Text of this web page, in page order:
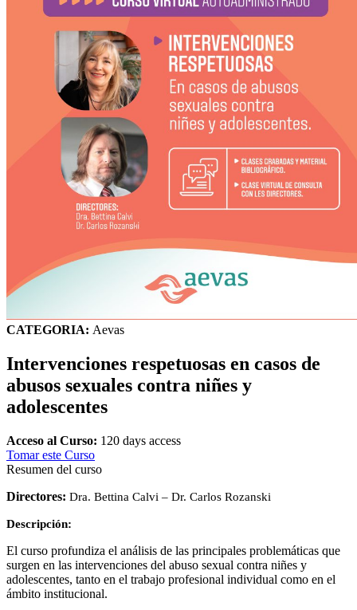
CATEGORIA: Aevas
Intervenciones respetuosas en casos de
abusos sexuales contra niñes y
adolescentes
Acceso al Curso: 120 days access
Tomar este Curso
Resumen del curso
Directores: Dra. Bettina Calvi – Dr. Carlos Rozanski
Descripción:
El curso profundiza el análisis de las principales problemáticas que
surgen en las intervenciones del abuso sexual contra niñes y
adolescentes, tanto en el trabajo profesional individual como en el
ámbito institucional.